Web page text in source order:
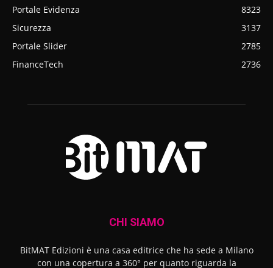
Portale Evidenza
8323
Sicurezza
3137
Portale Slider
2785
FinanceTech
2736
CHI SIAMO
BitMAT Edizioni è una casa editrice che ha sede a Milano
con una copertura a 360° per quanto riguarda la